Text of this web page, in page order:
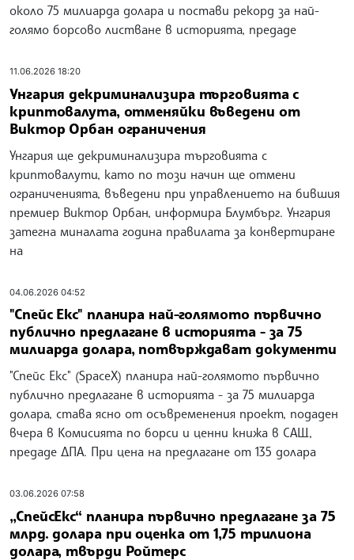
около 75 милиарда долара и постави рекорд за най-
голямо борсово листване в историята, предаде
11.06.2026 18:20
Унгария декриминализира търговията с
криптовалута, отменяйки въведени от
Виктор Орбан ограничения
Унгария ще декриминализира търговията с
криптовалути, като по този начин ще отмени
ограниченията, въведени при управлението на бившия
премиер Виктор Орбан, информира Блумбърг. Унгария
затегна миналата година правилата за конвертиране
на
04.06.2026 04:52
"Спейс Екс" планира най-голямото първично
публично предлагане в историята - за 75
милиарда долара, потвърждават документи
"Спейс Екс" (SpaceX) планира най-голямото първично
публично предлагане в историята - за 75 милиарда
долара, става ясно от осъвременения проект, подаден
вчера в Комисията по борси и ценни книжа в САЩ,
предаде ДПА. При цена на предлагане от 135 долара
03.06.2026 07:58
„СпейсЕкс“ планира първично предлагане за 75
млрд. долара при оценка от 1,75 трилиона
долара, твърди Ройтерс